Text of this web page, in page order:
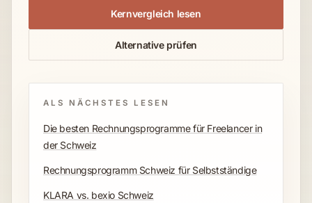
Kernvergleich lesen
Alternative prüfen
ALS NÄCHSTES LESEN
Die besten Rechnungsprogramme für Freelancer in
der Schweiz
Rechnungsprogramm Schweiz für Selbstständige
KLARA vs. bexio Schweiz